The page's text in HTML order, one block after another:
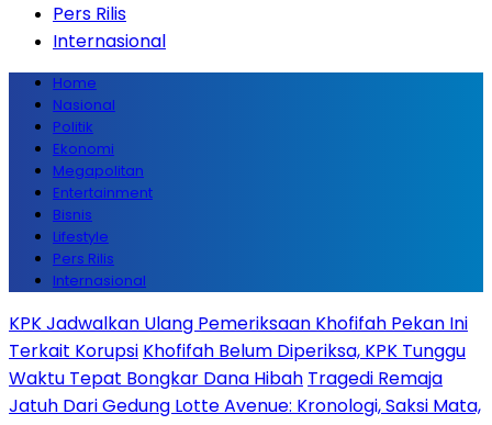
Pers Rilis
Internasional
Home
Nasional
Politik
Ekonomi
Megapolitan
Entertainment
Bisnis
Lifestyle
Pers Rilis
Internasional
KPK Jadwalkan Ulang Pemeriksaan Khofifah Pekan Ini
Terkait Korupsi Khofifah Belum Diperiksa, KPK Tunggu
Waktu Tepat Bongkar Dana Hibah Tragedi Remaja
Jatuh Dari Gedung Lotte Avenue: Kronologi, Saksi Mata,